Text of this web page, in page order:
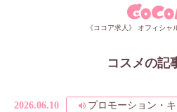
《ココア求人》 オフィシャ
コスメの記
2026.06.10 プロモーション・